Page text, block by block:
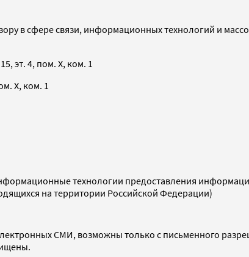
в сфере связи, информационных технологий и
эт. 4, пом. X, ком. 1
X, ком. 1
технологии предоставления
на территории Российской Федерации)
СМИ, возможны только с письменного